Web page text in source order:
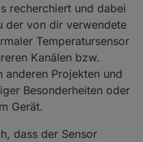
recherchiert und dabei
der von dir verwendete
Temperatursensor
Kanälen bzw.
anderen Projekten und
Besonderheiten oder
Gerät.
dass der Sensor